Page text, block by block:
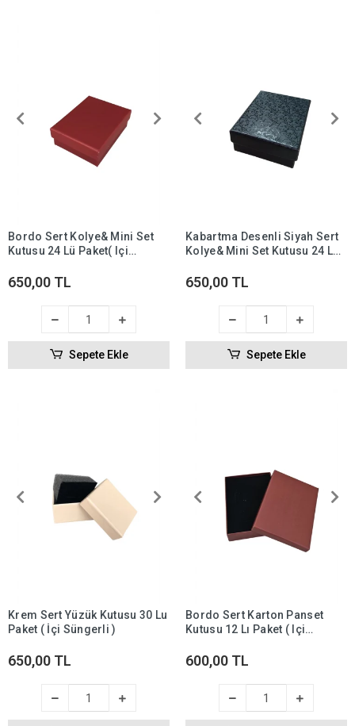
Bordo Sert Kolye& Mini Set
Kutusu 24 Lü Paket( Içi
650,00 TL
Sepete Ekle
Kabartma Desenli Siyah Sert
Kolye& Mini Set Kutusu 24 Lü
650,00 TL
Sepete Ekle
Krem Sert Yüzük Kutusu 30 Lu
Paket ( İçi Süngerli )
650,00 TL
Bordo Sert Karton Panset
Kutusu 12 Lı Paket ( Içi
600,00 TL